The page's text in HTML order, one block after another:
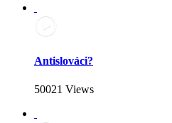
Antislováci?
50021 Views